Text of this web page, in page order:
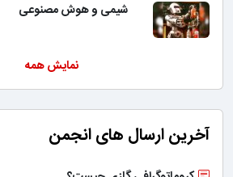
شیمی و هوش مصنوعی
نمایش همه
آخرین ارسال های انجمن